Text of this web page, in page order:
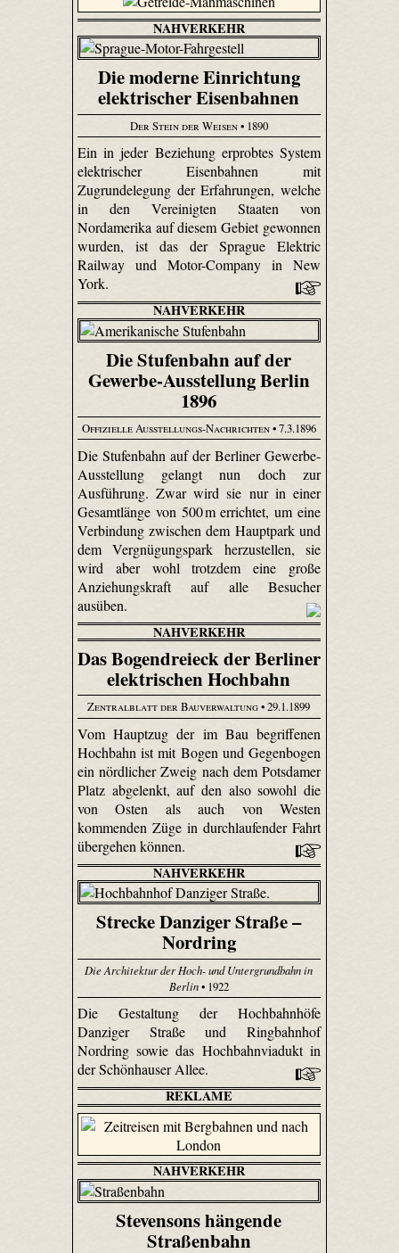
NAHVERKEHR
Die moderne Einrichtung
elektrischer Eisenbahnen
Der Stein der Weisen• 1890
Ein in jeder Beziehung erprobtes System
elektrischer Eisenbahnen mit
Zugrundelegung der Erfahrungen, welche
in den Vereinigten Staaten von
Nordamerika auf diesem Gebiet gewonnen
wurden, ist das der Sprague Elektric
Railway und Motor-Company in New
York.
NAHVERKEHR
Die Stufenbahn auf der
Gewerbe-Ausstellung Berlin
1896
Offizielle Ausstellungs-Nachrichten• 7.3.1896
Die Stufenbahn auf der Berliner Gewerbe-
Ausstellung gelangt nun doch zur
Ausführung. Zwar wird sie nur in einer
Gesamtlänge von 500 m errichtet, um eine
Verbindung zwischen dem Hauptpark und
dem Vergnügungspark herzustellen, sie
wird aber wohl trotzdem eine große
Anziehungskraft auf alle Besucher
ausüben.
NAHVERKEHR
Das Bogendreieck der Berliner
elektrischen Hochbahn
Zentralblatt der Bauverwaltung• 29.1.1899
Vom Hauptzug der im Bau begriffenen
Hochbahn ist mit Bogen und Gegenbogen
ein nördlicher Zweig nach dem Potsdamer
Platz abgelenkt, auf den also sowohl die
von Osten als auch von Westen
kommenden Züge in durchlaufender Fahrt
übergehen können.
NAHVERKEHR
Strecke Danziger Straße –
Nordring
Die Architektur der Hoch- und Untergrundbahn in
Berlin• 1922
Die Gestaltung der Hochbahnhöfe
Danziger Straße und Ringbahnhof
Nordring sowie das Hochbahnviadukt in
der Schönhauser Allee.
REKLAME
NAHVERKEHR
Stevensons hängende
Straßenbahn